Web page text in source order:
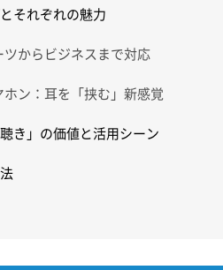
それぞれの魅力
からビジネスまで対応
ン：耳を「挟む」新感覚
き」の価値と活用シーン